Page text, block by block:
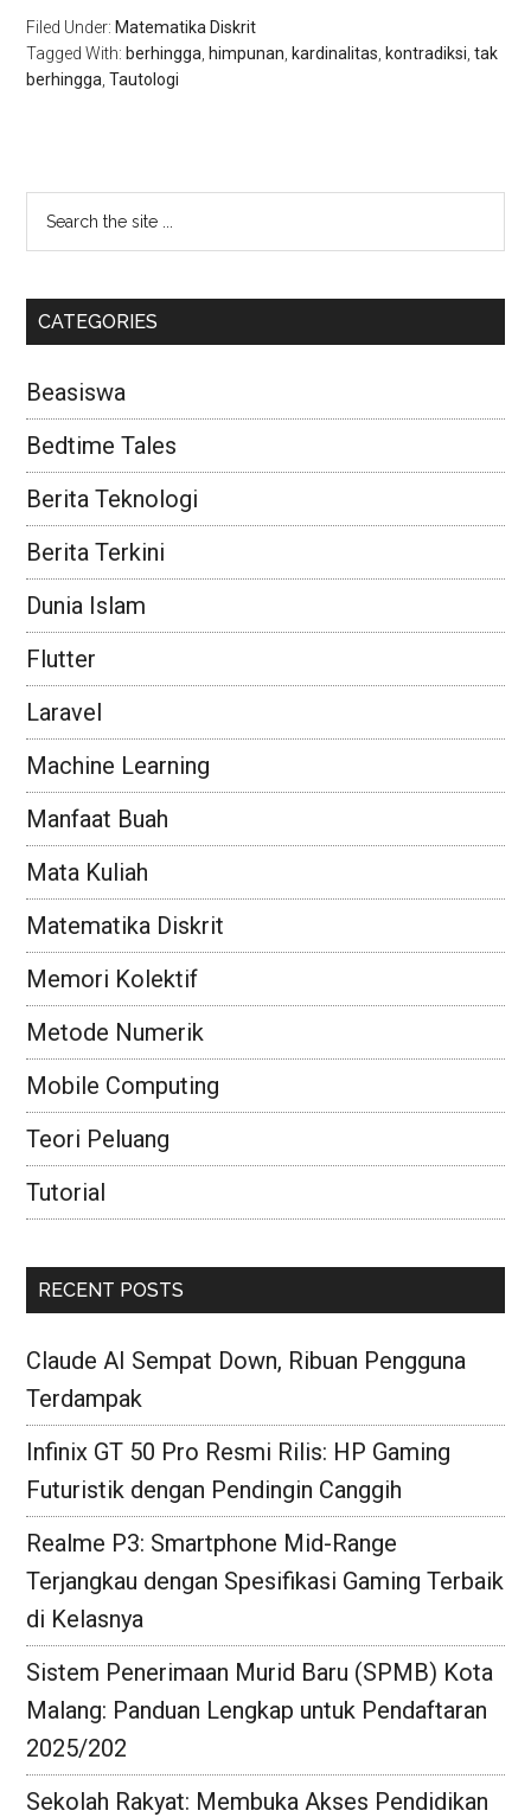
Filed Under: Matematika Diskrit
Tagged With: berhingga himpunan kardinalitas kontradiksi ,tak
berhingga ,Tautologi
CATEGORIES
Beasiswa
Bedtime Tales
Berita Teknologi
Berita Terkini
Dunia Islam
Flutter
Laravel
Machine Learning
Manfaat Buah
Mata Kuliah
Matematika Diskrit
Memori Kolektif
Metode Numerik
Mobile Computing
Teori Peluang
Tutorial
RECENT POSTS
Claude AI Sempat Down, Ribuan Pengguna
Terdampak
Infinix GT 50 Pro Resmi Rilis: HP Gaming
Futuristik dengan Pendingin Canggih
Realme P3: Smartphone Mid-Range
Terjangkau dengan Spesifikasi Gaming Terbaik
di Kelasnya
Sistem Penerimaan Murid Baru (SPMB) Kota
Malang: Panduan Lengkap untuk Pendaftaran
2025/202
Sekolah Rakyat: Membuka Akses Pendidikan